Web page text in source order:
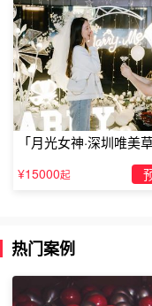
大理哪家酒店适合求
大理康悦居客栈全部
理想的入住场所。
以上就是关于大理哪
漫策划官网吧。
「月光女神·深圳唯美
漫求婚」
¥15000起
热门案例